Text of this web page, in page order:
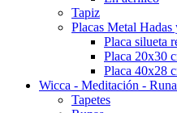
Tapiz
Placas Metal
Placa silueta
Placa 20x30
Placa 40x28
Wicca - Meditación -
Tapetes